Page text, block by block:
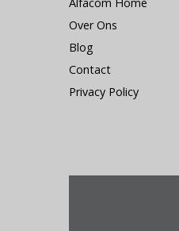
Over Ons
Blog
Contact
Privacy Policy